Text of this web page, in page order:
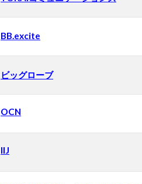
BB.excite
ビッグローブ
OCN
IIJ